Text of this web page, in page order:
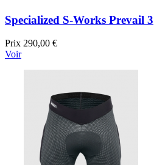
Specialized S-Works Prevail 3
Prix 290,00 €
Voir